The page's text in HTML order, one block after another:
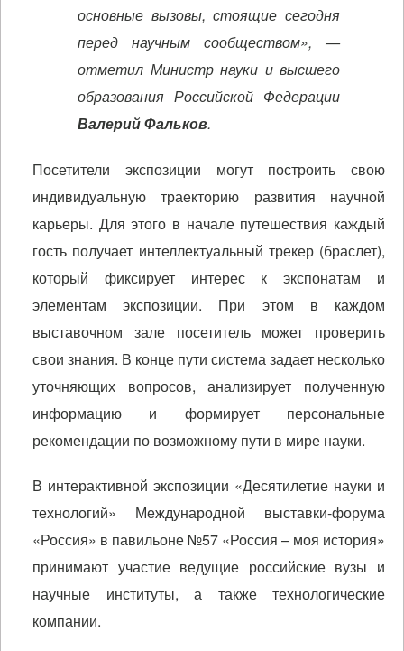
основные вызовы, стоящие сегодня
перед научным сообществом», —
отметил Министр науки и высшего
образования Российской Федерации
Валерий Фальков.
Посетители экспозиции могут построить свою
индивидуальную траекторию развития научной
карьеры. Для этого в начале путешествия каждый
гость получает интеллектуальный трекер (браслет),
который фиксирует интерес к экспонатам и
элементам экспозиции. При этом в каждом
выставочном зале посетитель может проверить
свои знания. В конце пути система задает несколько
уточняющих вопросов, анализирует полученную
информацию и формирует персональные
рекомендации по возможному пути в мире науки.
В интерактивной экспозиции «Десятилетие науки и
технологий» Международной выставки-форума
«Россия» в павильоне №57 «Россия – моя история»
принимают участие ведущие российские вузы и
научные институты, а также технологические
компании.